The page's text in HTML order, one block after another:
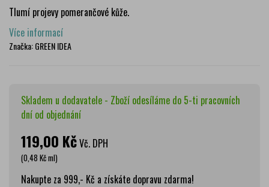
Tlumí projevy pomerančové kůže.
Více informací
Značka:GREEN IDEA
Skladem u dodavatele - Zboží odesíláme do 5-ti pracovních
dní od objednání
119,00 KčVč. DPH
(0,48 Kč ml)
Nakupte za 999,- Kč a získáte dopravu zdarma!